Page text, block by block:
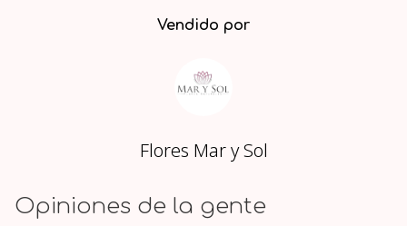
Vendido por
Flores Mar y Sol
Opiniones de la gente